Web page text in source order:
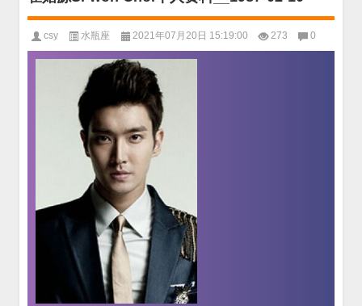
csy 水瓶座 2021年07月20日 15:19:00 273 0